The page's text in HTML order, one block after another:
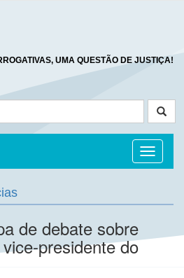
UMA QUESTÃO DE JUSTIÇA!
Toggle
de debate sobre
presidente do